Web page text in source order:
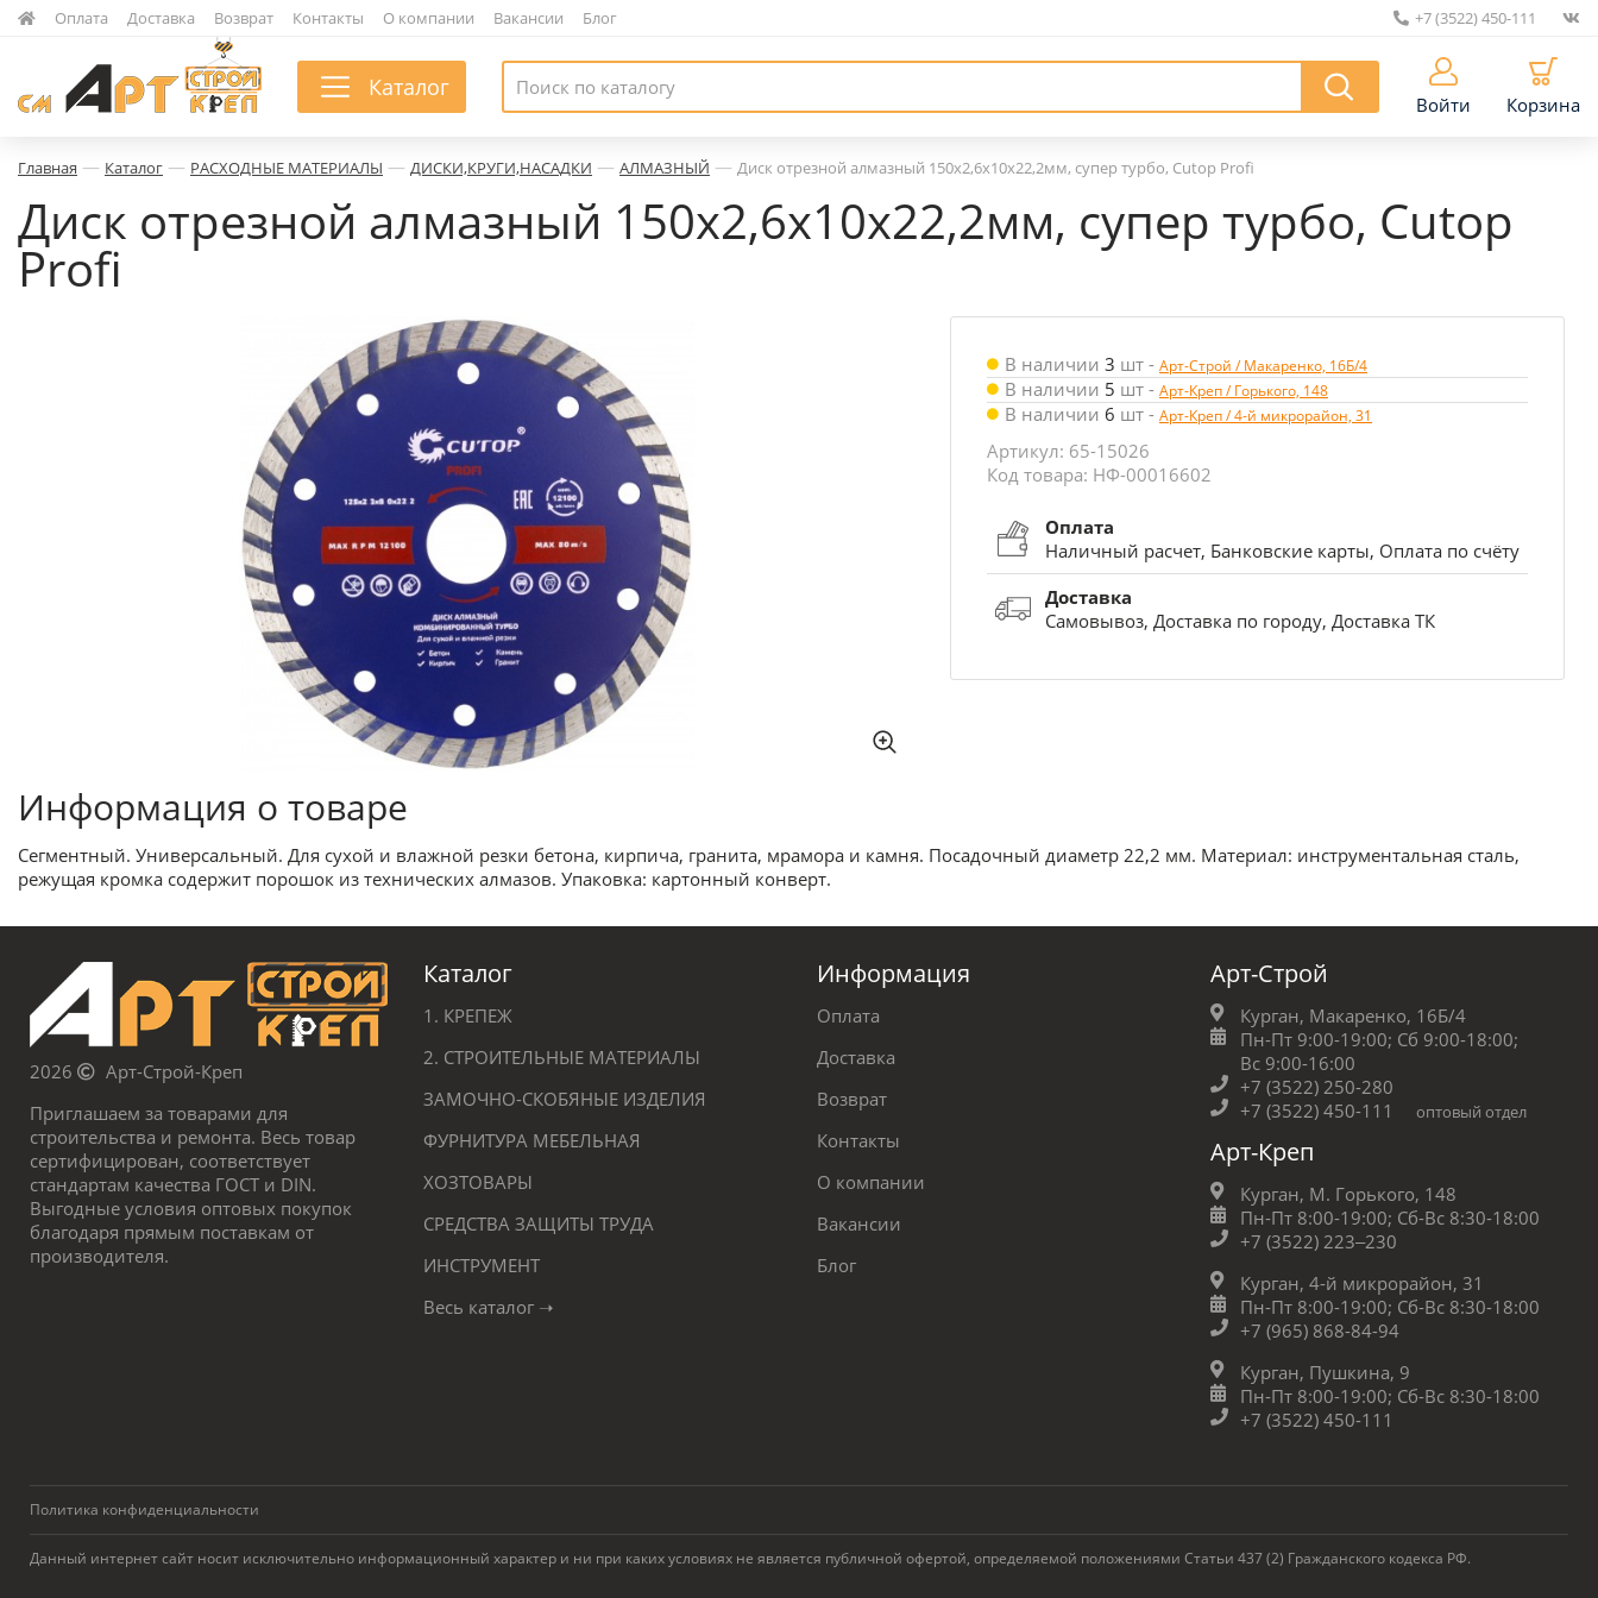
Оплата Доставка Возврат Контакты О компании Вакансии Блог +7 (3522) 450-111
Каталог
Войти Корзина
Главная — Каталог — РАСХОДНЫЕ МАТЕРИАЛЫ — ДИСКИ,КРУГИ,НАСАДКИ — АЛМАЗНЫЙ — Диск отрезной алмазный 150х2,6х10х22,2мм, супер турбо, Cutop Profi
Диск отрезной алмазный 150х2,6х10х22,2мм, супер турбо, Cutop
Profi
В наличии 3 шт - Арт-Строй / Макаренко, 16Б/4
В наличии 5 шт - Арт-Креп / Горького, 148
В наличии 6 шт - Арт-Креп / 4-й микрорайон, 31
Артикул: 65-15026
Код товара: НФ-00016602
Оплата
Наличный расчет, Банковские карты, Оплата по счёту
Доставка
Самовывоз, Доставка по городу, Доставка ТК
Информация о товаре
Сегментный. Универсальный. Для сухой и влажной резки бетона, кирпича, гранита, мрамора и камня. Посадочный диаметр 22,2 мм. Материал: инструментальная сталь,
режущая кромка содержит порошок из технических алмазов. Упаковка: картонный конверт.
2026
Арт-Строй-Креп
Приглашаем за товарами для
строительства и ремонта. Весь товар
сертифицирован, соответствует
стандартам качества ГОСТ и DIN.
Выгодные условия оптовых покупок
благодаря прямым поставкам от
производителя.
Каталог
1. КРЕПЕЖ
2. СТРОИТЕЛЬНЫЕ МАТЕРИАЛЫ
ЗАМОЧНО-СКОБЯНЫЕ ИЗДЕЛИЯ
ФУРНИТУРА МЕБЕЛЬНАЯ
ХОЗТОВАРЫ
СРЕДСТВА ЗАЩИТЫ ТРУДА
ИНСТРУМЕНТ
Весь каталог ➝
Информация
Оплата
Доставка
Возврат
Контакты
О компании
Вакансии
Блог
Арт-Строй
Курган, Макаренко, 16Б/4
Пн-Пт 9:00-19:00; Сб 9:00-18:00;
Вс 9:00-16:00
+7 (3522) 250-280
+7 (3522) 450-111
оптовый отдел
Арт-Креп
Курган, М. Горького, 148
Пн-Пт 8:00-19:00; Сб-Вс 8:30-18:00
+7 (3522) 223‒230
Курган, 4-й микрорайон, 31
Пн-Пт 8:00-19:00; Сб-Вс 8:30-18:00
+7 (965) 868-84-94
Курган, Пушкина, 9
Пн-Пт 8:00-19:00; Сб-Вс 8:30-18:00
+7 (3522) 450-111
Политика конфиденциальности
Данный интернет сайт носит исключительно информационный характер и ни при каких условиях не является публичной офертой, определяемой положениями Статьи 437 (2) Гражданского кодекса РФ.